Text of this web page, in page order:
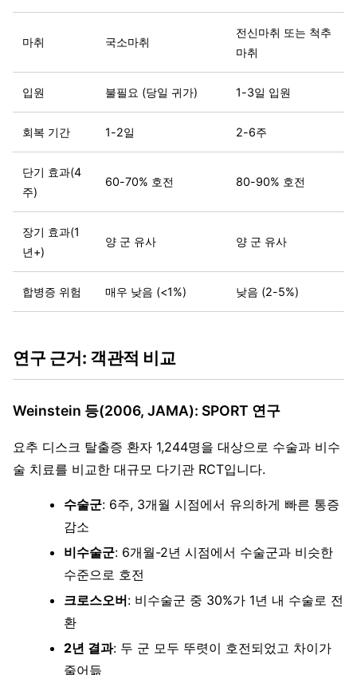
마취 국소마취
전신마취 또는 척추
마취
입원 불필요 (당일 귀가) 1-3일 입원
회복 기간 1-2일 2-6주
단기 효과(4
주)
60-70% 호전 80-90% 호전
장기 효과(1
년+)
양 군 유사 양 군 유사
합병증 위험 매우 낮음 (<1%) 낮음 (2-5%)
연구 근거: 객관적 비교
Weinstein 등(2006, JAMA): SPORT 연구
요추 디스크 탈출증 환자 1,244명을 대상으로 수술과 비수
술 치료를 비교한 대규모 다기관 RCT입니다.
수술군: 6주, 3개월 시점에서 유의하게 빠른 통증
감소
비수술군: 6개월-2년 시점에서 수술군과 비슷한
수준으로 호전
크로스오버: 비수술군 중 30%가 1년 내 수술로 전
환
2년 결과: 두 군 모두 뚜렷이 호전되었고 차이가
줄어듦